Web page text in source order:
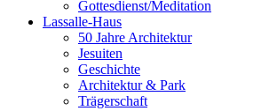
Gottesdienst/Meditation
Lassalle-Haus
50 Jahre Architektur
Jesuiten
Geschichte
Architektur & Park
Trägerschaft